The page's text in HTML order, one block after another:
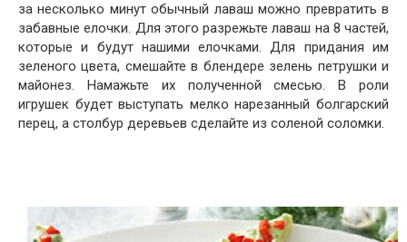
за несколько минут обычный лаваш можно превратить в
забавные елочки. Для этого разрежьте лаваш на 8 частей,
которые и будут нашими елочками. Для придания им
зеленого цвета, смешайте в блендере зелень петрушки и
майонез. Намажьте их полученной смесью. В роли
игрушек будет выступать мелко нарезанный болгарский
перец, а столбур деревьев сделайте из соленой соломки.